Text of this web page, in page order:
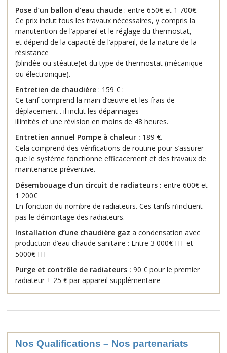
Pose d’un ballon d’eau chaude : entre 650€ et 1 700€.
Ce prix inclut tous les travaux nécessaires, y compris la
manutention de l’appareil et le réglage du thermostat,
et dépend de la capacité de l’appareil, de la nature de la
résistance
(blindée ou stéatite)et du type de thermostat (mécanique
ou électronique).
Entretien de chaudière : 159 € :
Ce tarif comprend la main d’œuvre et les frais de
déplacement . il inclut les dépannages
illimités et une révision en moins de 48 heures.
Entretien annuel Pompe à chaleur : 189 €.
Cela comprend des vérifications de routine pour s’assurer
que le système fonctionne efficacement et des travaux de
maintenance préventive.
Désembouage d’un circuit de radiateurs : entre 600€ et
1 200€
En fonction du nombre de radiateurs. Ces tarifs n’incluent
pas le démontage des radiateurs.
Installation d’une chaudière gaz a condensation avec
production d’eau chaude sanitaire : Entre 3 000€ HT et
5000€ HT
Purge et contrôle de radiateurs : 90 € pour le premier
radiateur + 25 € par appareil supplémentaire
Nos Qualifications – Nos partenariats